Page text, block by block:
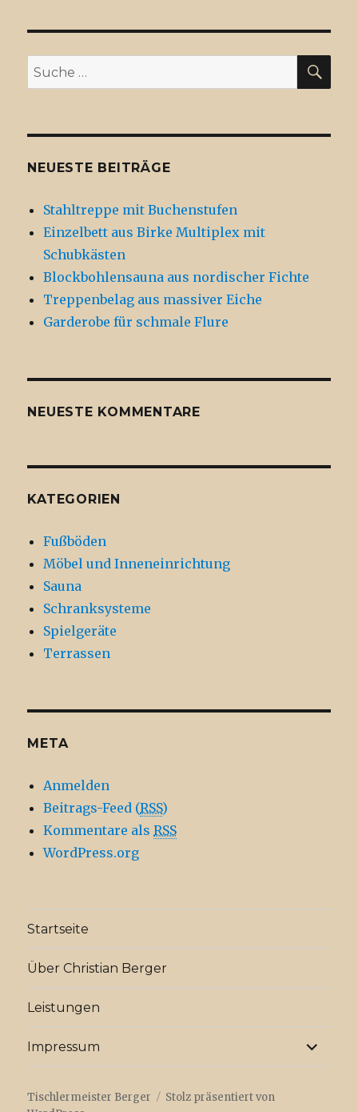
Schlafplattform
Suche
nach:
NEUESTE BEITRÄGE
Stahltreppe mit Buchenstufen
Einzelbett aus Birke Multiplex mit
Schubkästen
Blockbohlensauna aus nordischer Fichte
Treppenbelag aus massiver Eiche
Garderobe für schmale Flure
NEUESTE KOMMENTARE
KATEGORIEN
Fußböden
Möbel und Inneneinrichtung
Sauna
Schranksysteme
Spielgeräte
Terrassen
META
Anmelden
Beitrags-Feed (RSS)
Kommentare alsRSS
WordPress.org
Startseite
Über Christian Berger
Leistungen
Impressum
Tischlermeister Berger
Stolz präsentiert von